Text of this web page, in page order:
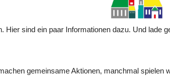
sind ein paar Informationen dazu. Und lade
gemeinsame Aktionen, manchmal spielen